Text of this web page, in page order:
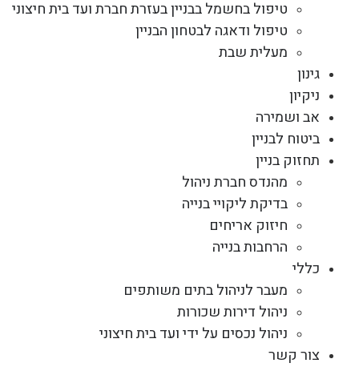
טיפול בחשמל בבניין בעזרת חברת ועד בית חיצוני
טיפול ודאגה לבטחון הבניין
מעלית שבת
גינון
ניקיון
אב ושמירה
ביטוח לבניין
תחזוק בניין
מהנדס חברת ניהול
בדיקת ליקויי בנייה
חיזוק אריחים
הרחבות בנייה
כללי
מעבר לניהול בתים משותפים
ניהול דירות שכורות
ניהול נכסים על ידי ועד בית חיצוני
צור קשר